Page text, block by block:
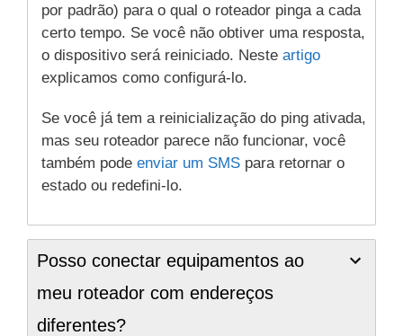
por padrão) para o qual o roteador pinga a cada
certo tempo. Se você não obtiver uma resposta,
o dispositivo será reiniciado. Neste artigo
explicamos como configurá-lo.
Se você já tem a reinicialização do ping ativada,
mas seu roteador parece não funcionar, você
também pode enviar um SMS para retornar o
estado ou redefini-lo.
Posso conectar equipamentos ao
meu roteador com endereços
diferentes?